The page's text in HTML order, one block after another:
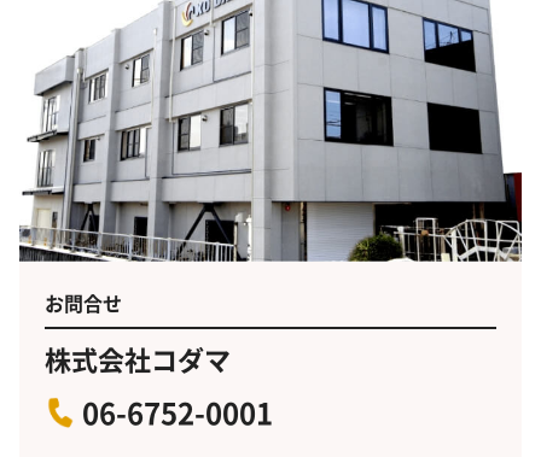
お問合せ
株式会社コダマ
06-6752-0001